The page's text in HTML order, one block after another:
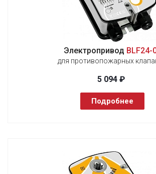
Электропривод BLF24-
для противопожарных
5 094 ₽
Подробнее